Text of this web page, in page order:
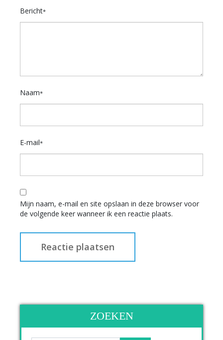
Bericht*
Naam*
E-mail*
Mijn naam, e-mail en site opslaan in deze browser voor
de volgende keer wanneer ik een reactie plaats.
ZOEKEN